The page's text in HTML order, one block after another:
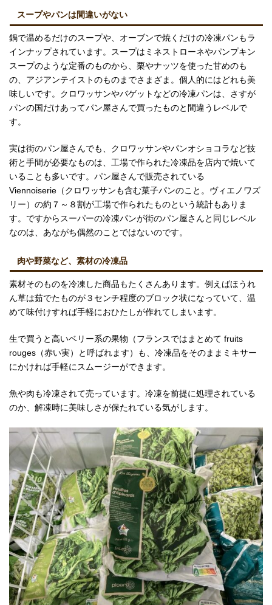
スープやパンは間違いがない
鍋で温めるだけのスープや、オーブンで焼くだけの冷凍パンもラ
インナップされています。スープはミネストローネやパンプキン
スープのような定番のものから、栗やナッツを使った甘めのも
の、アジアンテイストのものまでさまざま。個人的にはどれも美
味しいです。クロワッサンやバゲットなどの冷凍パンは、さすが
パンの国だけあってパン屋さんで買ったものと間違うレベルで
す。
実は街のパン屋さんでも、クロワッサンやパンオショコラなど技
術と手間が必要なものは、工場で作られた冷凍品を店内で焼いて
いることも多いです。パン屋さんで販売されている
Viennoiserie（クロワッサンも含む菓子パンのこと。ヴィエノワズ
リー）の約７～８割が工場で作られたものという統計もありま
す。ですからスーパーの冷凍パンが街のパン屋さんと同じレベル
なのは、あながち偶然のことではないのです。
肉や野菜など、素材の冷凍品
素材そのものを冷凍した商品もたくさんあります。例えばほうれ
ん草は茹でたものが３センチ程度のブロック状になっていて、温
めて味付けすれば手軽におひたしが作れてしまいます。
生で買うと高いベリー系の果物（フランスではまとめて fruits
rouges（赤い実）と呼ばれます）も、冷凍品をそのままミキサー
にかければ手軽にスムージーができます。
魚や肉も冷凍されて売っています。冷凍を前提に処理されている
のか、解凍時に美味しさが保たれている気がします。